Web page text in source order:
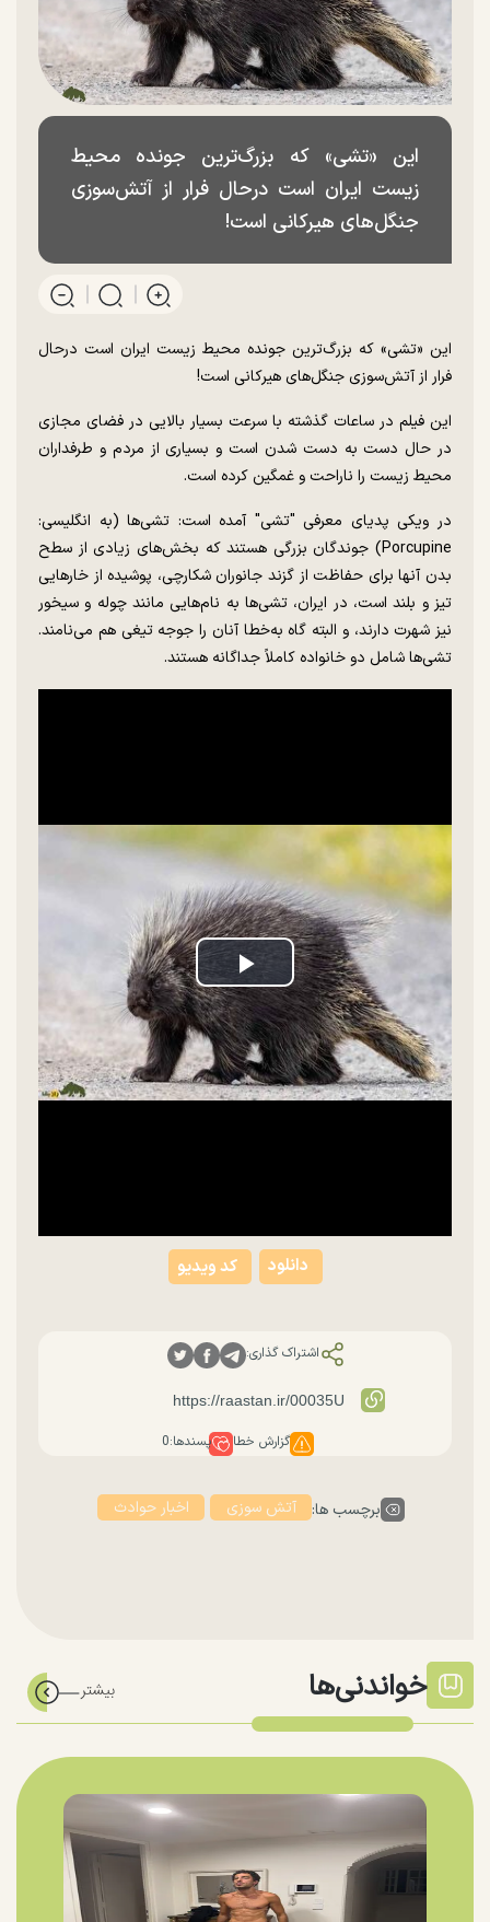
این «تشی» که بزرگ‌ترین جونده محیط
زیست ایران است درحال فرار از آتش‌سوزی
جنگل‌های هیرکانی است!
این «تشی» که بزرگ‌ترین جونده محیط زیست ایران است درحال
فرار از آتش‌سوزی جنگل‌های هیرکانی است!
این فیلم در ساعات گذشته با سرعت بسیار بالایی در فضای مجازی
در حال دست به دست شدن است و بسیاری از مردم و طرفداران
محیط زیست را ناراحت و غمگین کرده است.
در ویکی پدیای معرفی "تشی" آمده است: تشی‌ها (به انگلیسی:
Porcupine) جوندگان بزرگی هستند که بخش‌های زیادی از سطح
بدن آنها برای حفاظت از گزند جانوران شکارچی، پوشیده از خار‌هایی
تیز و بلند است، در ایران، تشی‌ها به نام‌هایی مانند چوله و سیخور
نیز شهرت دارند، و البته گاه به‌خطا آنان را جوجه تیغی هم می‌نامند.
تشی‌ها شامل دو خانواده کاملاً جداگانه هستند.
Play
Video
کد ویدیو دانلود
اشتراک گذاری:
گزارش خطا پسندها:0
برچسب ها: آتش سوزی اخبار حوادث
خواندنی‌ها